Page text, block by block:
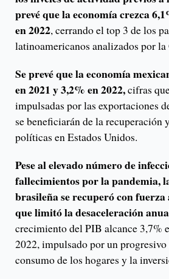
prevé que la economía crezca
en 2022, cerrando el top 3 de los
latinoamericanos analizados por la
Se prevé que la economía
en 2021 y 3,2% en 2022,cifras
impulsadas por las exportaciones
se beneficiarán de la recuperación
políticas en Estados Unidos.
Pese al elevado número de
fallecimientos por la pandemia,
brasileña se recuperó con fuerza
que limitó la desaceleración
crecimiento del PIB alcance 3,7%
2022, impulsado por un
consumo de los hogares y la